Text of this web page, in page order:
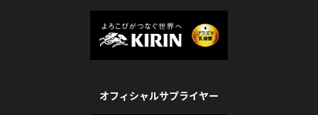
オフィシャルサプライヤー